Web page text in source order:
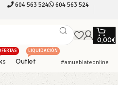
604 563 524 604 563 524
0,00€
Outlet
LIQUIDACIÓN
#amueblateonline